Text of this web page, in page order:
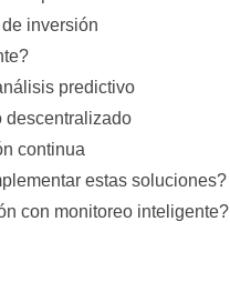
inversión
predictivo
descentralizado
continua
estas soluciones?
con monitoreo inteligente?